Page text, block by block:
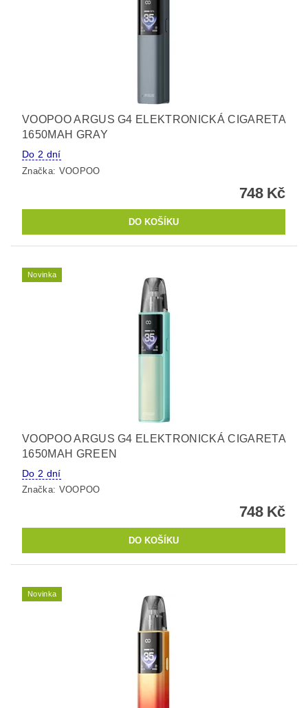
VOOPOO ARGUS G4 ELEKTRONICKÁ CIGARETA
1650MAH GRAY
Do 2 dní
Značka: VOOPOO
748 Kč
Novinka
VOOPOO ARGUS G4 ELEKTRONICKÁ CIGARETA
1650MAH GREEN
Do 2 dní
Značka: VOOPOO
748 Kč
Novinka